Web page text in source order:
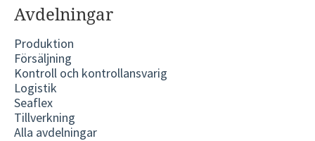
Avdelningar
Produktion
Försäljning
Kontroll och kontrollansvarig
Logistik
Seaflex
Tillverkning
Alla avdelningar